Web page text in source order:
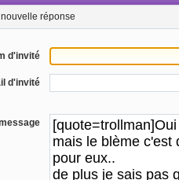
réponse
d'invité
d'invité